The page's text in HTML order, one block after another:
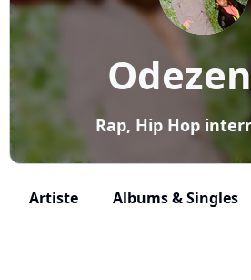
Rap, Hip Hop
Artiste Albums & Singles